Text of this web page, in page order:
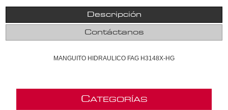
Descripción
Contáctanos
MANGUITO HIDRAULICO FAG H3148X-HG
CATEGORÍAS